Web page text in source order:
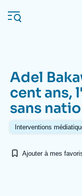
au
contenu
Navigation
principale
L'Ifri
À propos de l'Ifri
Adel
cent ans,
sans
Interventions
Ajouter à mes